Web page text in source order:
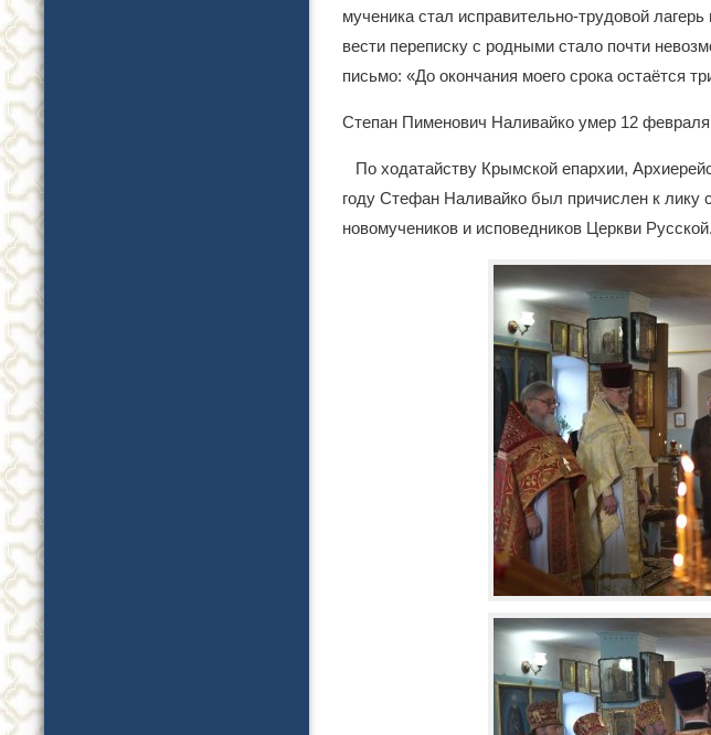
мученика стал исправительно-трудовой
вести переписку с родными стало почти
письмо: «До окончания моего срока остаётся
Степан Пименович Наливайко умер 12 февраля
По ходатайству Крымской епархии,
году Стефан Наливайко был причислен к лику
новомучеников и исповедников Церкви Русской.